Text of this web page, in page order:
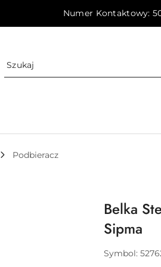
Numer Kontaktowy:
Podbieracz
Belka
Sipma
Symbol: